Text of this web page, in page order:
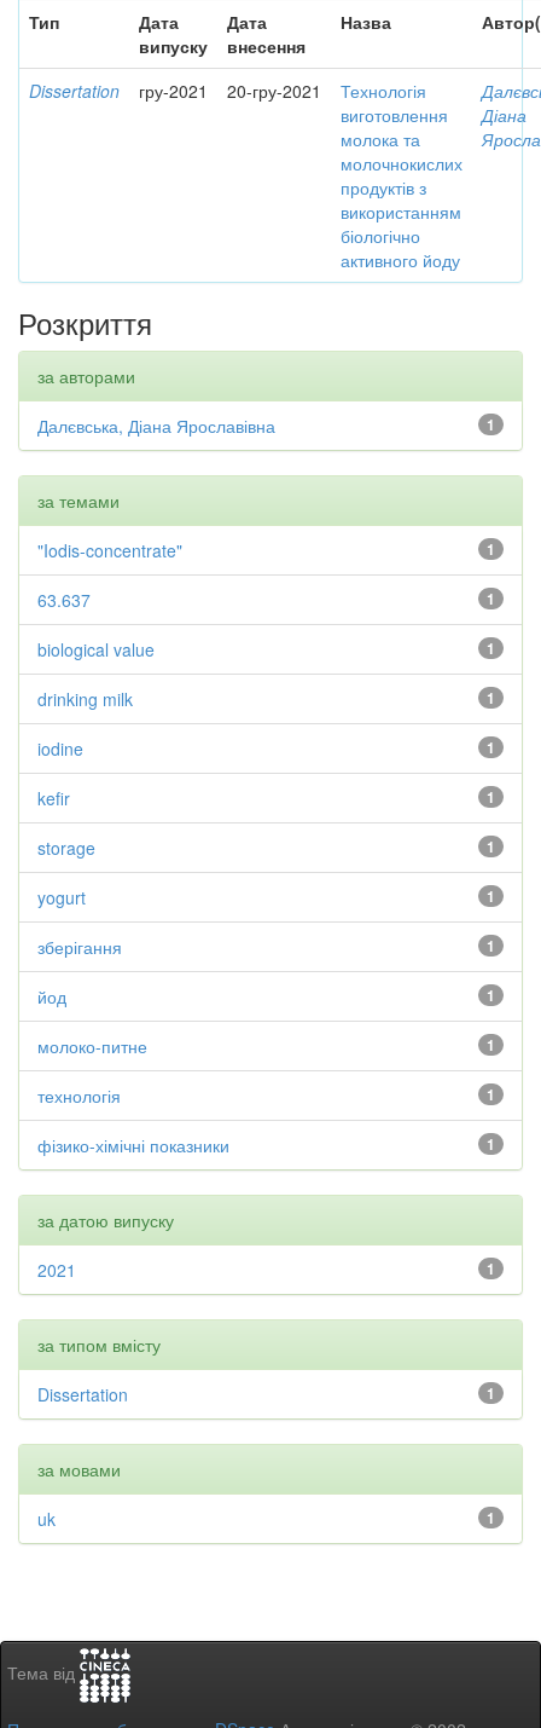
Тип
Дата
випуску
Дата
внесення
Назва
Dissertation гру-2021 20-гру-2021
Технологія
виготовлення
молока та
молочнокислих
продуктів з
використанням
біологічно
активного йоду
Діана
Розкриття
за авторами
1
Далєвська, Діана Ярославівна
за темами
1
"Iodis-concentrate"
1
63.637
1
biological value
1
drinking milk
1
iodine
1
kefir
1
storage
1
yogurt
1
зберігання
1
йод
1
молоко-питне
1
технологія
1
фізико-хімічні показники
за датою випуску
1
2021
за типом вмісту
1
Dissertation
за мовами
1
uk
Тема від